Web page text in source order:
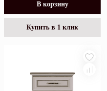
В корзину
Купить в 1 клик